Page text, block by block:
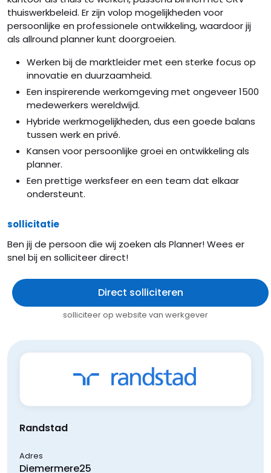
thuiswerkbeleid. Er zijn volop mogelijkheden voor
persoonlijke en professionele ontwikkeling, waardoor jij
als allround planner kunt doorgroeien.
Werken bij de marktleider met een sterke focus op
innovatie en duurzaamheid.
Een inspirerende werkomgeving met ongeveer 1500
medewerkers wereldwijd.
Hybride werkmogelijkheden, dus een goede balans
tussen werk en privé.
Kansen voor persoonlijke groei en ontwikkeling als
planner.
Een prettige werksfeer en een team dat elkaar
ondersteunt.
sollicitatie
Ben jij de persoon die wij zoeken als Planner! Wees er
snel bij en solliciteer direct!
Direct solliciteren
solliciteer op website van werkgever
Randstad
Adres
Diemermere25